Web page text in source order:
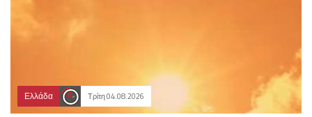
Ελλάδα Τρίτη 04.08.2026